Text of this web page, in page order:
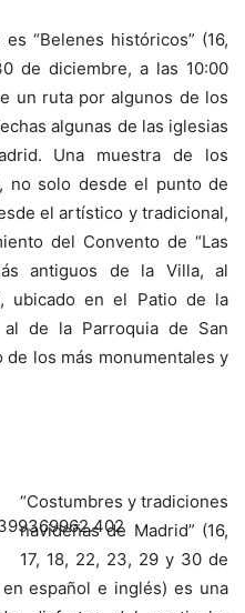
“Belenes históricos” (16,
de diciembre, a las 10:00
un ruta por algunos de los
algunas de las iglesias
Una muestra de los
no solo desde el punto de
el artístico y tradicional,
del Convento de “Las
antiguos de la Villa, al
ubicado en el Patio de la
de la Parroquia de San
los más monumentales y
“Costumbres y tradiciones
navideñas de Madrid” (16,
17, 18, 22, 23, 29 y 30 de
español e inglés) es una